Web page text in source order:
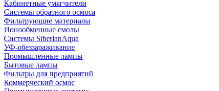
Кабинетные умягчители
Системы обратного осмоса
Фильтрующие материалы
Ионообменные смолы
Системы SiberianAqua
УФ-обеззараживание
Промышленные лампы
Бытовые лампы
Фильтры для предприятий
Коммерческий осмос